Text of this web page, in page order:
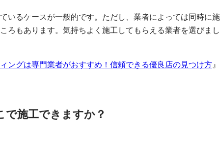
いるケースが一般的です。ただし、業者によっては同時に施
ろもあります。気持ちよく施工してもらえる業者を選びまし
ングは専門業者がおすすめ！信頼できる優良店の見つけ方 』
で施工できますか？